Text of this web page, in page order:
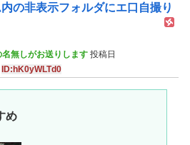
の非表示フォルダにエ口自撮り
無しがお送りします 投稿日
ID:hK0yWLTd0
め